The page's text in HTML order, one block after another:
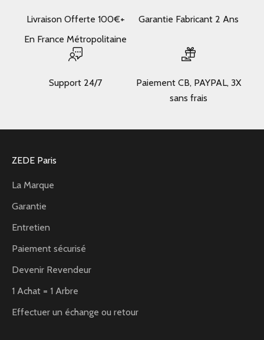
Livraison Offerte 100€+
En France Métropolitaine
Garantie Fabricant 2 Ans
Support 24/7
Paiement CB, PAYPAL, 3X
sans frais
ZEDE Paris
La Marque
Garantie
Entretien
Paiement sécurisé
Devenir Revendeur
1 Achat = 1 Arbre
Effectuer un échange ou retour